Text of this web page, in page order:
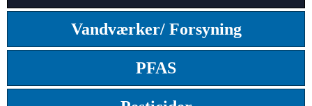
Vandværker/ Forsyning
PFAS